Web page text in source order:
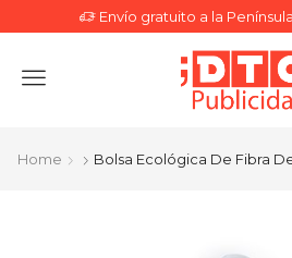
Envío gratuito a la Península
Menu
Home Bolsa Ecológica De Fibra